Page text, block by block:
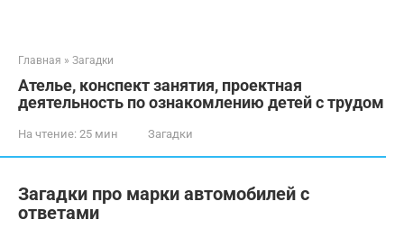
Главная » Загадки
Ателье, конспект занятия, проектная
деятельность по ознакомлению детей с трудом
На чтение: 25 мин Загадки
Загадки про марки автомобилей с
ответами